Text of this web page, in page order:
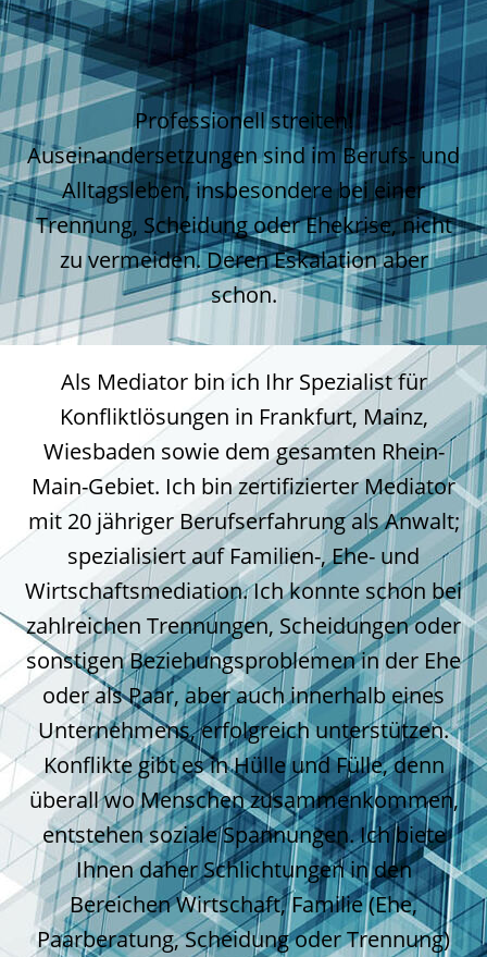
Professionell streiten!
Auseinandersetzungen sind im Berufs- und
Alltagsleben, insbesondere bei einer
Trennung, Scheidung oder Ehekrise, nicht
zu vermeiden. Deren Eskalation aber
schon.
Als Mediator bin ich Ihr Spezialist für
Konfliktlösungen in Frankfurt, Mainz,
Wiesbaden sowie dem gesamten Rhein-
Main-Gebiet. Ich bin zertifizierter Mediator
mit 20 jähriger Berufserfahrung als Anwalt;
spezialisiert auf Familien-, Ehe- und
Wirtschaftsmediation. Ich konnte schon bei
zahlreichen Trennungen, Scheidungen oder
sonstigen Beziehungsproblemen in der Ehe
oder als Paar, aber auch innerhalb eines
Unternehmens, erfolgreich unterstützen.
Konflikte gibt es in Hülle und Fülle, denn
überall wo Menschen zusammenkommen,
entstehen soziale Spannungen. Ich biete
Ihnen daher Schlichtungen in den
Bereichen Wirtschaft, Familie (Ehe,
Paarberatung, Scheidung oder Trennung)